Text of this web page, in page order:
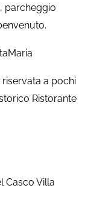
parcheggio
riservata a pochi
Ristorante
Casco Villa